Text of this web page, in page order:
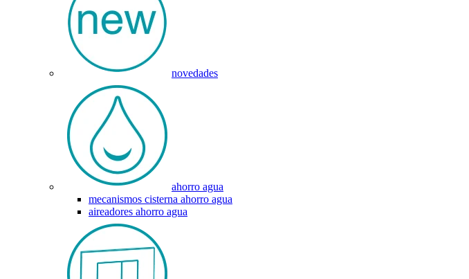
novedades
ahorro agua
mecanismos cisterna ahorro agua
aireadores ahorro agua